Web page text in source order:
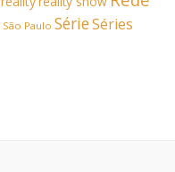
São Paulo SérieSéries